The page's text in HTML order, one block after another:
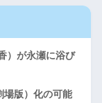
）が永瀬に浴び
場版）化の可能